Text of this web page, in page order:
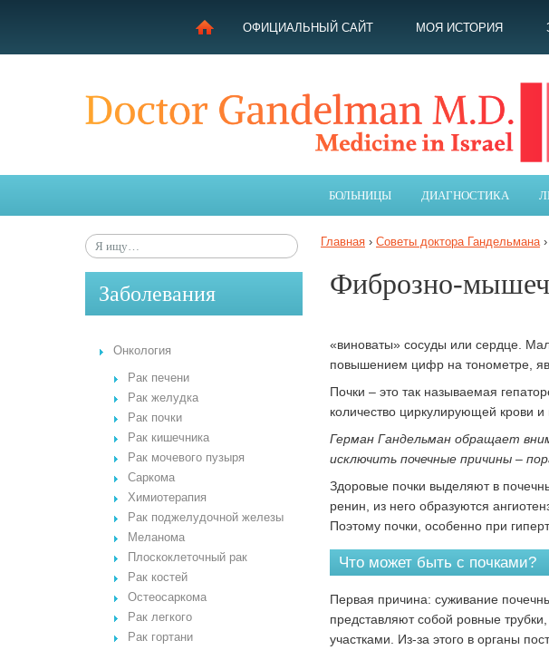
ОФИЦИАЛЬНЫЙ САЙТ МОЯ ИСТОРИЯ
БОЛЬНИЦЫ ДИАГНОСТИКА
ЗАБОЛЕВАНИЯ
СОВЕТЫ ГАНДЕЛЬМАНА
Главная › Советы доктора Гандельмана ›
Заболевания
Онкология
Рак печени
Рак желудка
Рак почки
Рак кишечника
Рак мочевого пузыря
Саркома
Химиотерапия
Рак поджелудочной железы
Меланома
Плоскоклеточный рак
Рак костей
Остеосаркома
Рак легкого
Рак гортани
Фиброзно-
«виноваты» сосуды или сердце.
повышением цифр на тонометре,
Почки – это так называемая
количество циркулирующей крови
Герман Гандельман обращает
исключить почечные причины –
Здоровые почки выделяют в
ренин, из него образуются
Поэтому почки, особенно при
Что может быть с почками?
Первая причина: суживание
представляют собой ровные
участками. Из-за этого в органы